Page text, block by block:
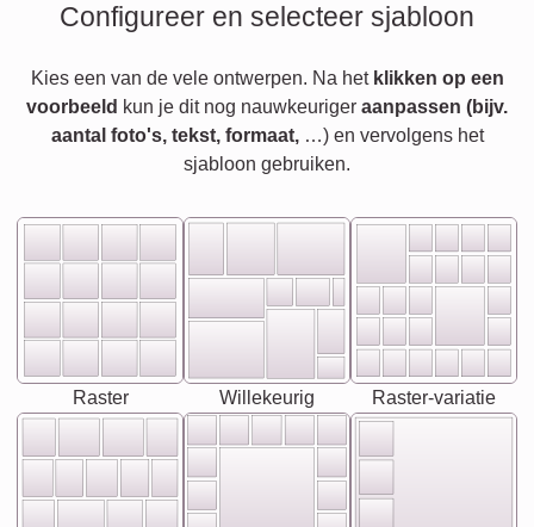
Configureer en selecteer sjabloon
Kies een van de vele ontwerpen. Na het klikken op een
voorbeeld kun je dit nog nauwkeuriger aanpassen (bijv.
aantal foto's, tekst, formaat,…) en vervolgens het
sjabloon gebruiken.
Raster Willekeurig Raster-variatie